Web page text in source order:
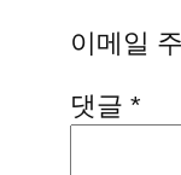
이메일
댓글 *